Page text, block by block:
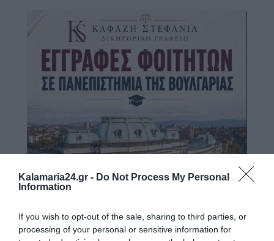
Kalamaria24.gr - Do Not Process My Personal
Information
If you wish to opt-out of the sale, sharing to third parties, or
processing of your personal or sensitive information for